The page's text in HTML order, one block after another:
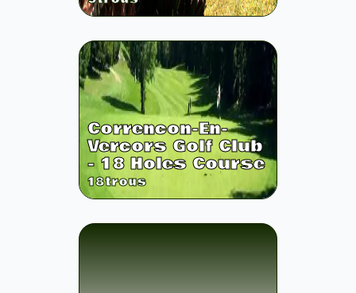
Correncon-En-
Vercors Golf Club
- 18 Holes Course
18trous